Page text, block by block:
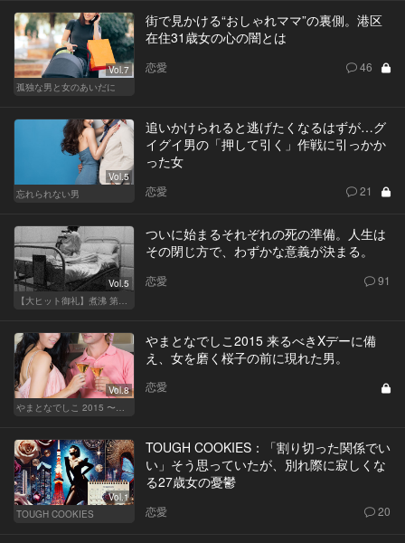
Vol.7
孤独な男と女のあいだに
街で見かける“おしゃれママ”の裏側。港区
在住31歳女の心の闇とは
恋愛 46
Vol.5
忘れられない男
追いかけられると逃げたくなるはずが…グ
イグイ男の「押して引く」作戦に引っかか
った女
恋愛 21
Vol.5
ついに始まるそれぞれの死の準備。人生は
その閉じ方で、わずかな意義が決まる。
恋愛 91
Vol.8
やまとなでしこ2015 来るべきXデーに備
え、女を磨く桜子の前に現れた男。
恋愛
Vol.1
TOUGH COOKIES
TOUGH COOKIES：「割り切った関係でい
い」そう思っていたが、別れ際に寂しくな
る27歳女の憂鬱
恋愛 20